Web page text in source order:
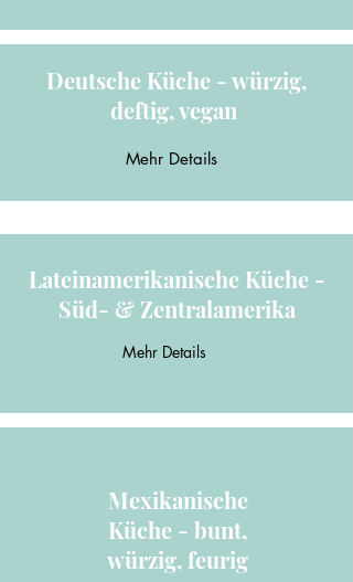
Deutsche Küche - würzig,
deftig, vegan
Mehr Details
Lateinamerikanische Küche -
Süd- & Zentralamerika
Mehr Details
Mexikanische
Küche - bunt,
würzig, feurig